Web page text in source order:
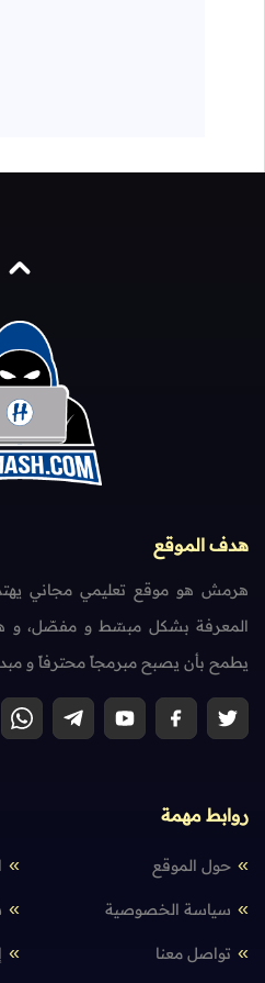
هدف الموقع
هرمش هو موقع تعليمي مجاني يهتم
المعرفة بشكل مبسّط و مفصّل، و
يطمح بأن يصبح مبرمجاً محترفاً و
روابط مهمة
حول الموقع
سياسة الخصوصية
تواصل معنا